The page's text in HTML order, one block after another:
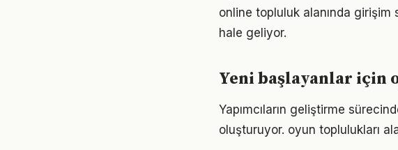
online topluluk alanında
hale geliyor.
Yeni başlayanlar için
Yapımcıların geliştirme
oluşturuyor. oyun toplulukları